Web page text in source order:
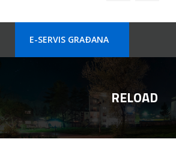
E-SERVIS GRAÐANA
RELOAD